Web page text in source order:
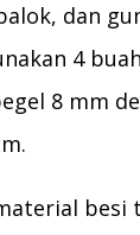
dan
4
8 mm
besi